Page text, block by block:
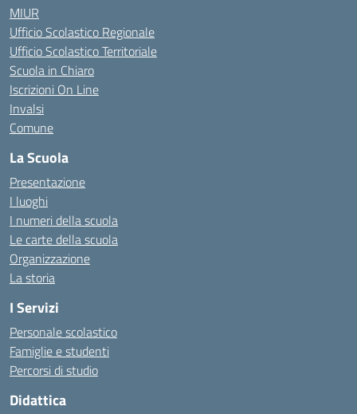
MIUR
Ufficio Scolastico Regionale
Ufficio Scolastico Territoriale
Scuola in Chiaro
Iscrizioni On Line
Invalsi
Comune
La Scuola
Presentazione
I luoghi
I numeri della scuola
Le carte della scuola
Organizzazione
La storia
I Servizi
Personale scolastico
Famiglie e studenti
Percorsi di studio
Didattica